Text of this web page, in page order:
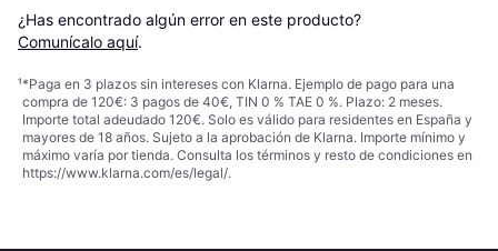
¿Has encontrado algún error en este producto?
Comunícalo aquí.
¹*Paga en 3 plazos sin intereses con Klarna. Ejemplo de pago para una
compra de 120€: 3 pagos de 40€, TIN 0 % TAE 0 %. Plazo: 2 meses.
Importe total adeudado 120€. Solo es válido para residentes en España y
mayores de 18 años. Sujeto a la aprobación de Klarna. Importe mínimo y
máximo varía por tienda. Consulta los términos y resto de condiciones en
https://www.klarna.com/es/legal/.